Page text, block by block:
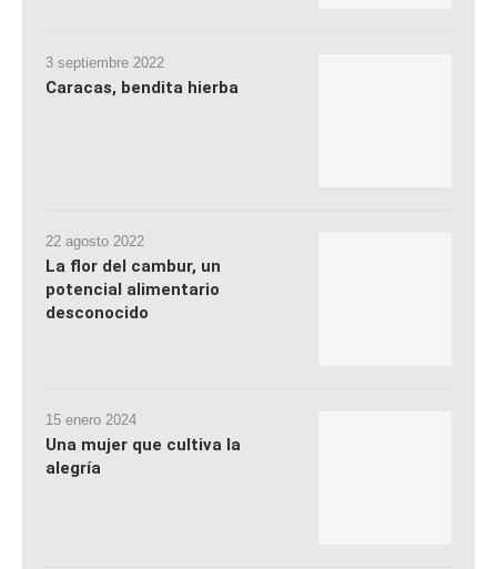
3 septiembre 2022
Caracas, bendita hierba
22 agosto 2022
La flor del cambur, un
potencial alimentario
desconocido
15 enero 2024
Una mujer que cultiva la
alegría